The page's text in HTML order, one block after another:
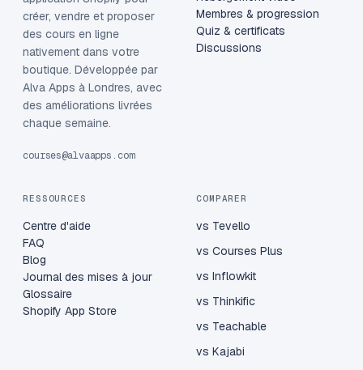
créer, vendre et proposer
des cours en ligne
nativement dans votre
boutique. Développée par
Alva Apps à Londres, avec
des améliorations livrées
chaque semaine.
courses@alvaapps.com
Membres & progression
Quiz & certificats
Discussions
RESSOURCES
Centre d'aide
FAQ
Blog
Journal des mises à jour
Glossaire
Shopify App Store
COMPARER
vs Tevello
vs Courses Plus
vs Inflowkit
vs Thinkific
vs Teachable
vs Kajabi